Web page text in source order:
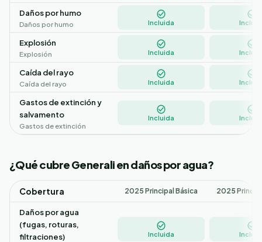
Daños por humo
Daños por humo Incluida
Explosión
Explosión Incluida
Caída del rayo
Caída del rayo Incluida
Gastos de extinción y
salvamento
Gastos de extinción
Incluida
¿Qué cubre Generali en daños por agua?
Cobertura 2025 Principal Básica 2025
Daños por agua
(fugas, roturas,
filtraciones)
Incluida